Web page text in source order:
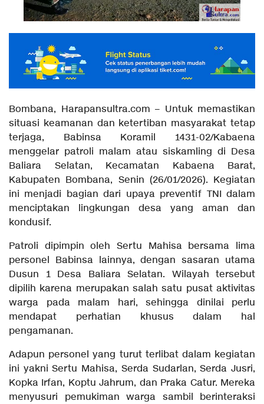
Bombana, Harapansultra.com – Untuk memastikan
situasi keamanan dan ketertiban masyarakat tetap
terjaga, Babinsa Koramil 1431-02/Kabaena
menggelar patroli malam atau siskamling di Desa
Baliara Selatan, Kecamatan Kabaena Barat,
Kabupaten Bombana, Senin (26/01/2026). Kegiatan
ini menjadi bagian dari upaya preventif TNI dalam
menciptakan lingkungan desa yang aman dan
kondusif.
Patroli dipimpin oleh Sertu Mahisa bersama lima
personel Babinsa lainnya, dengan sasaran utama
Dusun 1 Desa Baliara Selatan. Wilayah tersebut
dipilih karena merupakan salah satu pusat aktivitas
warga pada malam hari, sehingga dinilai perlu
mendapat perhatian khusus dalam hal
pengamanan.
Adapun personel yang turut terlibat dalam kegiatan
ini yakni Sertu Mahisa, Serda Sudarlan, Serda Jusri,
Kopka Irfan, Koptu Jahrum, dan Praka Catur. Mereka
menyusuri pemukiman warga sambil berinteraksi